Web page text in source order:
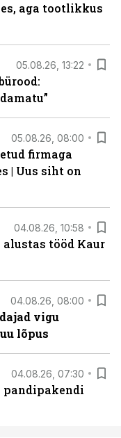
aga tootlikkus
05.08.26, 13:22
05.08.26, 08:00
firmaga
| Uus siht on
04.08.26, 10:58
tööd Kaur
04.08.26, 08:00
vigu
lõpus
04.08.26, 07:30
pandipakendi